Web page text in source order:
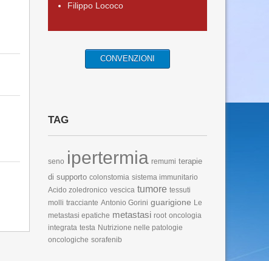
Filippo Lococo
CONVENZIONI
TAG
seno ipertermia remumi terapie
di supporto colonstomia sistema immunitario
Acido zoledronico vescica tumore tessuti
molli tracciante Antonio Gorini guarigione Le
metastasi epatiche metastasi root oncologia
integrata testa Nutrizione nelle patologie
oncologiche sorafenib